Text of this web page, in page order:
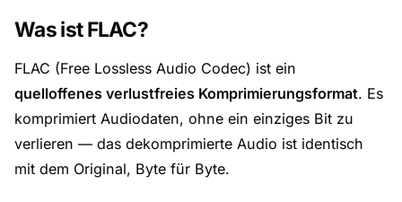
Was ist FLAC?
FLAC (Free Lossless Audio Codec) ist ein
quelloffenes verlustfreies Komprimierungsformat. Es
komprimiert Audiodaten, ohne ein einziges Bit zu
verlieren — das dekomprimierte Audio ist identisch
mit dem Original, Byte für Byte.